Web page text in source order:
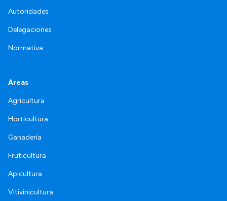
Autoridades
Delegaciones
Normativa
Áreas
Agricultura
Horticultura
Ganadería
Fruticultura
Apicultura
Vitivinicultura